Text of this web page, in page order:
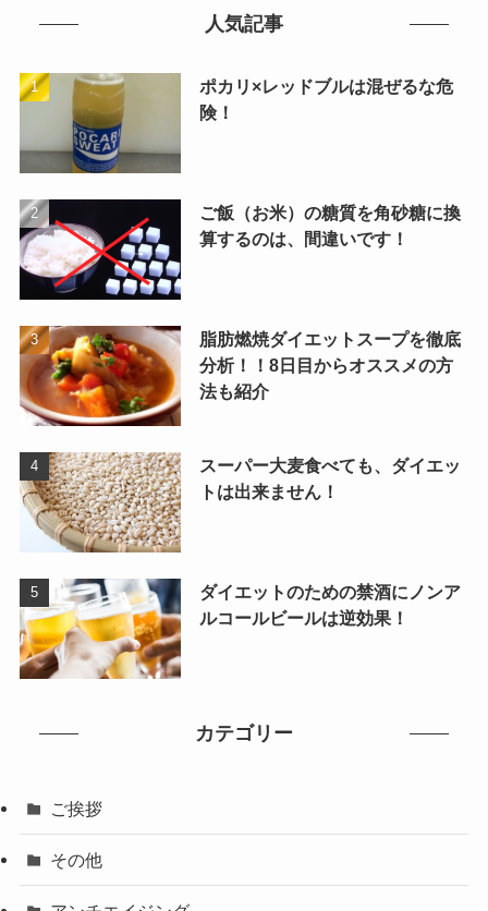
人気記事
ポカリ×レッドブルは混ぜるな危
険！
ご飯（お米）の糖質を角砂糖に換
算するのは、間違いです！
脂肪燃焼ダイエットスープを徹底
分析！！8日目からオススメの方
法も紹介
スーパー大麦食べても、ダイエッ
トは出来ません！
ダイエットのための禁酒にノンア
ルコールビールは逆効果！
カテゴリー
ご挨拶
その他